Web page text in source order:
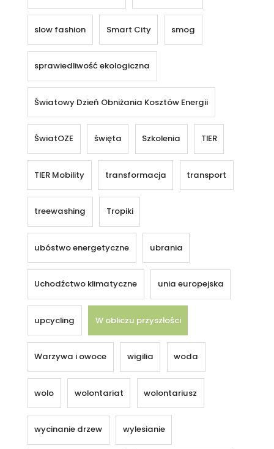
slow fashion Smart City smog
sprawiedliwość ekologiczna
Światowy Dzień Obniżania Kosztów Energii
ŚwiatOZE święta Szkolenia TIER
TIER Mobility transformacja transport
treewashing Tropiki
ubóstwo energetyczne ubrania
Uchodźctwo klimatyczne unia europejska
upcycling W obliczu przyszłości
Warzywa i owoce wigilia woda
wolo wolontariat wolontariusz
wycinanie drzew wylesianie